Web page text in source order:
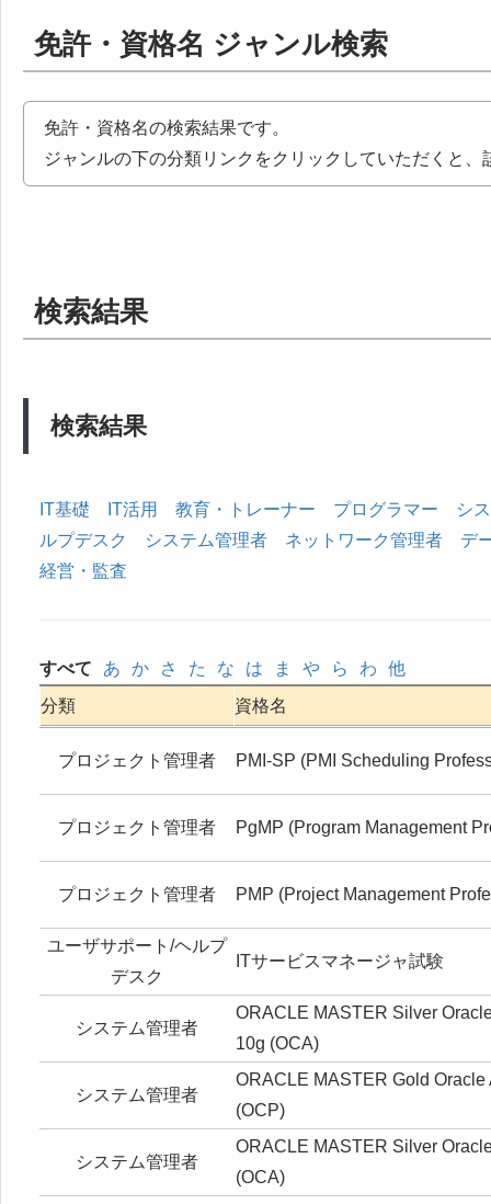
免許・資格名 ジャンル検索
免許・資格名の検索結果です。
ジャンルの下の分類リンクをクリックしていただくと
検索結果
検索結果
IT基礎 IT活用 教育・トレーナー プログラマー
シ
ルプデスク
システム管理者 ネットワーク管理者
デ
経営・監査
すべて あ か さ た な は ま や ら わ
他
分類
資格名
プロジェクト管理者 PMI-SP (PMI Scheduling
プロジェクト管理者 PgMP (Program Management
プロジェクト管理者 PMP (Project Management
ユーザサポート/ヘルプ
デスク
ITサービスマネージャ試験
システム管理者
ORACLE MASTER Silver
10g (OCA)
システム管理者
ORACLE MASTER Gold
(OCP)
システム管理者
ORACLE MASTER Silver
(OCA)